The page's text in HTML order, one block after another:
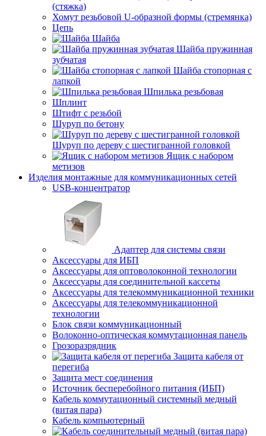
(стяжка)
Хомут резьбовой U-образной формы (стремянка)
Цепь
Шайба
Шайба пружинная
зубчатая
Шайба стопорная с
лапкой
Шпилька резьбовая
Шплинт
Штифт с резьбой
Шуруп по бетону
Шуруп по дереву с шестигранной головкой
Ящик с набором
метизов
Изделия монтажные для коммуникационных сетей
USB-концентратор
Адаптер для системы связи
Аксессуары для ИБП
Аксессуары для оптоволоконной технологии
Аксессуары для соединительной кассеты
Аксессуары для телекоммуникационной техники
Аксессуары для телекоммуникационной
технологии
Блок связи коммуникационный
Волоконно-оптическая коммутационная панель
Грозоразрядник
Защита кабеля от
перегиба
Защита мест соединения
Источник бесперебойного питания (ИБП)
Кабель коммутационный системный медный
(витая пара)
Кабель компьютерный